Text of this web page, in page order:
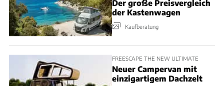
Der große Preisvergleich
der Kastenwagen
Kaufberatung
FREESCAPE THE NEW ULTIMATE
Neuer Campervan mit
einzigartigem Dachzelt